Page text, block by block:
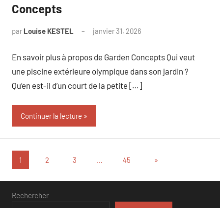
Concepts
par Louise KESTEL janvier 31, 2026
En savoir plus à propos de Garden Concepts Qui veut
une piscine extérieure olympique dans son jardin ?
Qu’en est-il d’un court de la petite […]
Continuer la lecture
Pagination
des
publications
1 2 3 … 45
Articles
»
Rechercher